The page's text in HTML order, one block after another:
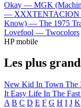
Okay — MGK
— XXXTENTACION
Know) — The 1975
Lovefool — Twocolors
HP mobile
Les plus
New Kid In Town The
It Easy Life In The
A B C D E F G H I J K